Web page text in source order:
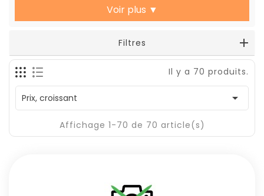
Voir plus ▼
Filtres
Il y a 70 produits.
Prix, croissant 
Affichage 1-70 de 70 article(s)